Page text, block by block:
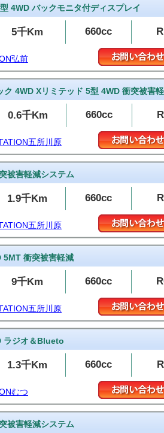
4WD バックモニタ付ディスプレイ
5千Km 660cc
弘前
ク 4WD Xリミテッド 5型 4WD 衝突被害
0.6千Km 660cc
五所川原
被害軽減システム
1.9千Km 660cc
五所川原
5MT 衝突被害軽減
9千Km 660cc
五所川原
ラジオ＆Blueto
1.3千Km 660cc
むつ
被害軽減システム